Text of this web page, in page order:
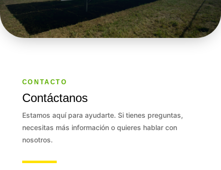
CONTACTO
Contáctanos
Estamos aquí para ayudarte. Si tienes preguntas,
necesitas más información o quieres hablar con
nosotros.